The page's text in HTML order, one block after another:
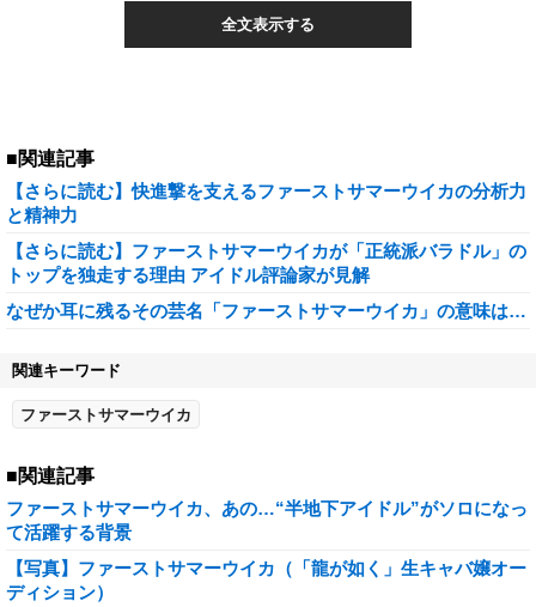
全文表示する
■関連記事
【さらに読む】快進撃を支えるファーストサマーウイカの分析力
と精神力
【さらに読む】ファーストサマーウイカが「正統派バラドル」の
トップを独走する理由 アイドル評論家が見解
なぜか耳に残るその芸名「ファーストサマーウイカ」の意味は…
関連キーワード
ファーストサマーウイカ
■関連記事
ファーストサマーウイカ、あの…“半地下アイドル”がソロになっ
て活躍する背景
【写真】ファーストサマーウイカ（「龍が如く」生キャバ嬢オー
ディション）